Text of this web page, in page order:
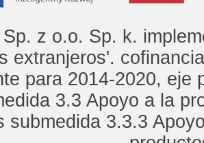
z o.o. Sp. k.
extranjeros'.
para 2014-2020, eje
3.3 Apoyo a la
submedida 3.3.3